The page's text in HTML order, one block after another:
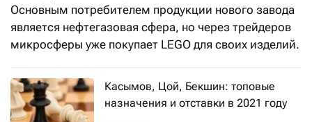
Основным потребителем продукции нового завода
является нефтегазовая сфера, но через трейдеров
микросферы уже покупает LEGO для своих изделий.
Касымов, Цой, Бекшин: топовые
назначения и отставки в 2021 году